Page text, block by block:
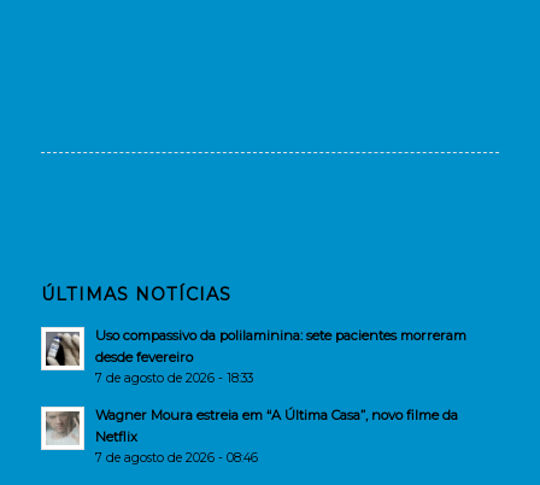
ÚLTIMAS NOTÍCIAS
Uso compassivo da polilaminina: sete pacientes morreram
desde fevereiro
7 de agosto de 2026 - 18:33
Wagner Moura estreia em “A Última Casa”, novo filme da
Netflix
7 de agosto de 2026 - 08:46